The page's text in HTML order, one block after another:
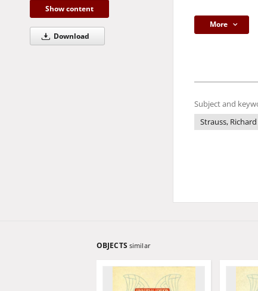
Show content
Download
More
Subject and
Strauss,
OBJECTS similar